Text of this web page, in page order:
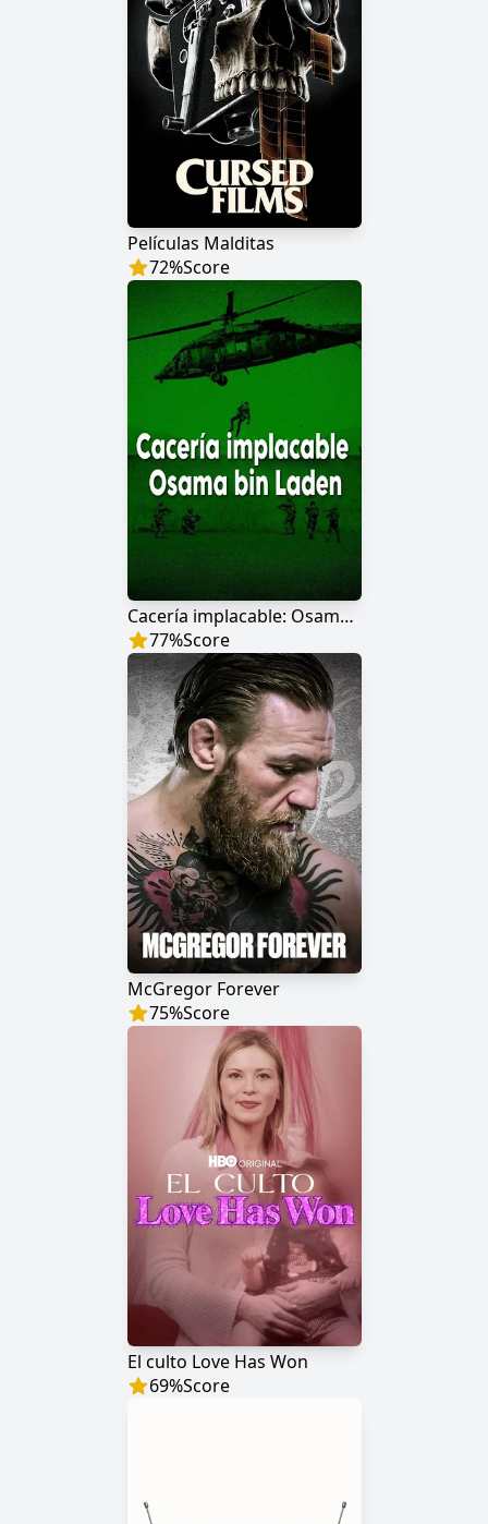
Películas Malditas
72%Score
Cacería implacable: Osama bin Laden
77%Score
McGregor Forever
75%Score
El culto Love Has Won
69%Score